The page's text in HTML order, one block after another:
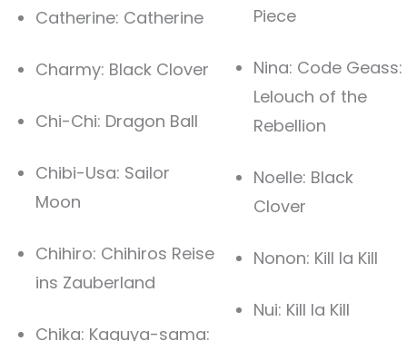
Catherine: Catherine
Charmy: Black Clover
Chi-Chi: Dragon Ball
Chibi-Usa: Sailor
Moon
Chihiro: Chihiros Reise
ins Zauberland
Chika: Kaguya-sama:
Piece
Nina: Code Geass:
Lelouch of the
Rebellion
Noelle: Black
Clover
Nonon: Kill la Kill
Nui: Kill la Kill